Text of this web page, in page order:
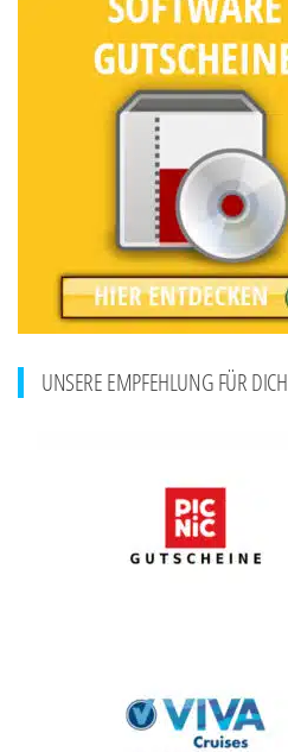
UNSERE EMPFEHLUNG FÜR DICH